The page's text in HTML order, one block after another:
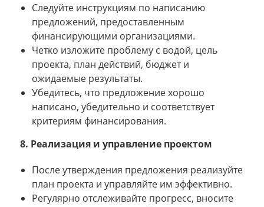
Следуйте инструкциям по написанию
предложений, предоставленным
финансирующими организациями.
Четко изложите проблему с водой, цель
проекта, план действий, бюджет и
ожидаемые результаты.
Убедитесь, что предложение хорошо
написано, убедительно и соответствует
критериям финансирования.
8. Реализация и управление проектом
После утверждения предложения реализуйте
план проекта и управляйте им эффективно.
Регулярно отслеживайте прогресс, вносите